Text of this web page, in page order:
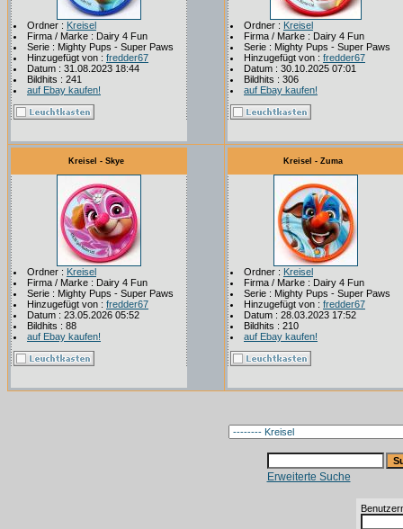
Ordner : Kreisel
Firma / Marke : Dairy 4 Fun
Serie : Mighty Pups - Super Paws
Hinzugefügt von : fredder67
Datum : 31.08.2023 18:44
Bildhits : 241
auf Ebay kaufen!
Ordner : Kreisel
Firma / Marke : Dairy 4 Fun
Serie : Mighty Pups - Super Paws
Hinzugefügt von : fredder67
Datum : 30.10.2025 07:01
Bildhits : 306
auf Ebay kaufen!
Kreisel - Skye
Ordner : Kreisel
Firma / Marke : Dairy 4 Fun
Serie : Mighty Pups - Super Paws
Hinzugefügt von : fredder67
Datum : 23.05.2026 05:52
Bildhits : 88
auf Ebay kaufen!
Kreisel - Zuma
Ordner : Kreisel
Firma / Marke : Dairy 4 Fun
Serie : Mighty Pups - Super Paws
Hinzugefügt von : fredder67
Datum : 28.03.2023 17:52
Bildhits : 210
auf Ebay kaufen!
Erweiterte Suche